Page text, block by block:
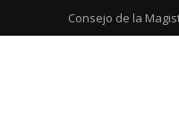
Consejo de la